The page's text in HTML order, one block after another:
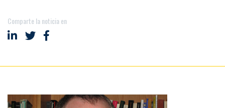
Comparte la noticia en
Compartir en LinkedIn
Compartir en Twitter
Compartir en Facebook